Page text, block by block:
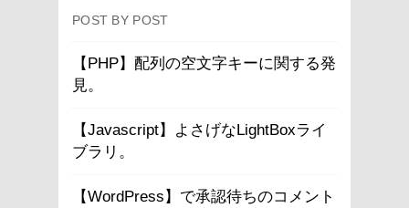
POST BY POST
【PHP】配列の空文字キーに関する発
見。
【Javascript】よさげなLightBoxライ
ブラリ。
【WordPress】で承認待ちのコメント